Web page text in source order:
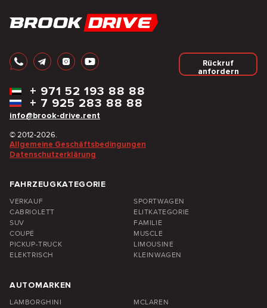
Rückruf
anfordern
info@brook-drive.rent
+ 7 925 283 88 88
+ 971 52 193 88 88
© 2012-2026.
Allgemeine Geschäftsbedingungen
Datenschutzerklärung
FAHRZEUGKATEGORIE
VERKAUF
SPORTWAGEN
CABRIOLETT
ELITKATEGORIE
SUV
FAMILIE
COUPÉ
MUSCLE
PICKUP-TRUCK
LIMOUSINE
ELEKTRISCH
KLEINWAGEN
AUTOMARKEN
LAMBORGHINI
MCLAREN